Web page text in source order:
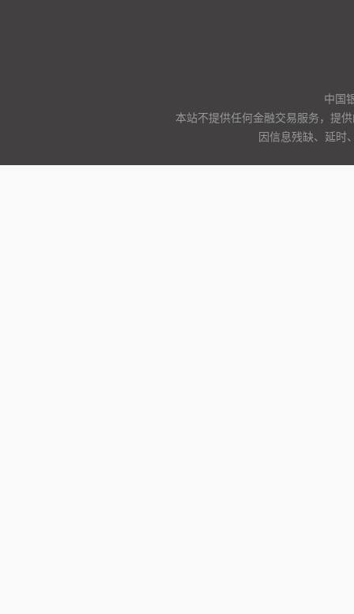
中国
本站不提供任何金融交易服务，提
因信息残缺、延时